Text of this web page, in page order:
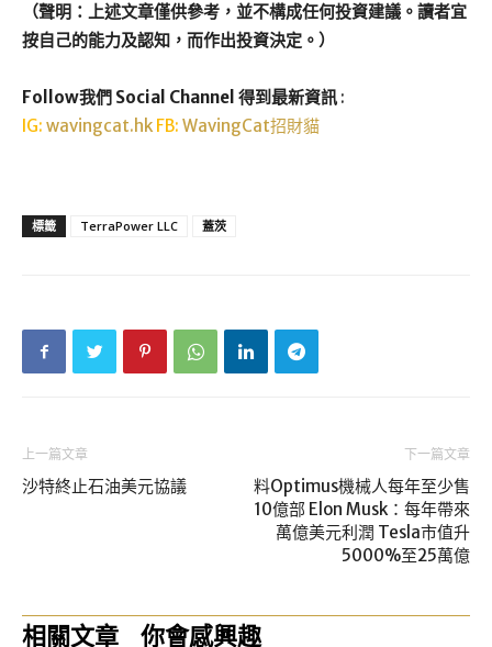
（聲明：上述文章僅供參考，並不構成任何投資建議。讀者宜
按自己的能力及認知，而作出投資決定。）
Follow我們 Social Channel 得到最新資訊 :
IG: wavingcat.hk FB: WavingCat招財貓
標籤 TerraPower LLC 蓋茨
上一篇文章
沙特終止石油美元協議
下一篇文章
料Optimus機械人每年至少售
10億部 Elon Musk：每年帶來
萬億美元利潤 Tesla市值升
5000%至25萬億
相關文章 你會感興趣